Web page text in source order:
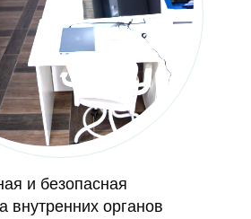
и безопасная
внутренних органов